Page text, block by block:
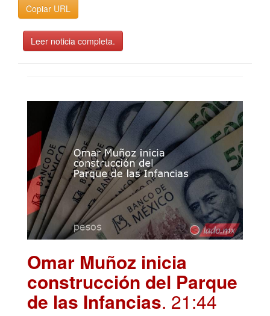
Copiar URL
Leer noticia completa.
Omar Muñoz inicia
construcción del Parque
de las Infancias. 21:44